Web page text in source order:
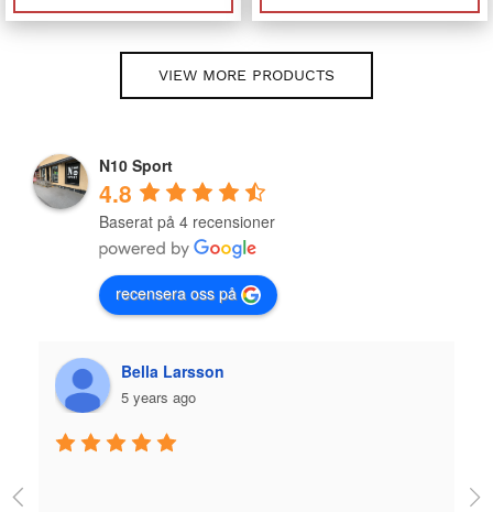
VIEW MORE PRODUCTS
N10 Sport
4.8
Baserat på 4 recensioner
recensera oss på
Plazmo
5 years ago